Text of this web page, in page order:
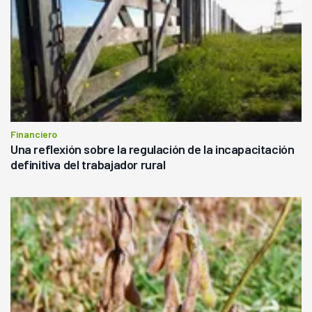
Financiero
Una reflexión sobre la regulación de la incapacitación
definitiva del trabajador rural